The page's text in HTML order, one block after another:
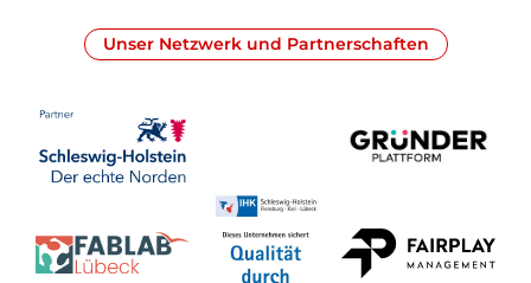
Unser Netzwerk und Partnerschaften